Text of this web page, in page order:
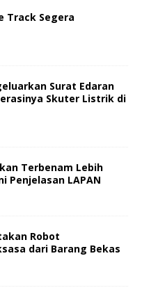
Track Segera
Surat Edaran
Skuter Listrik di
Terbenam Lebih
Penjelasan LAPAN
Robot
dari Barang Bekas